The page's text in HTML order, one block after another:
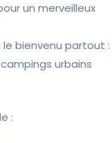
un merveilleux
bienvenu partout :
urbains
: